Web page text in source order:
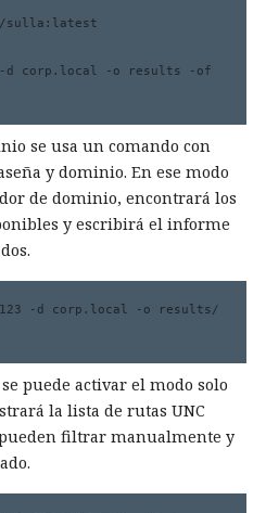
se usa un comando con
y dominio. En ese modo
de dominio, encontrará los
y escribirá el informe
-d corp.local -o results/
puede activar el modo solo
la lista de rutas UNC
filtrar manualmente y